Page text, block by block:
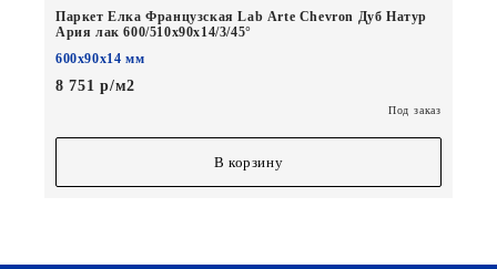
Паркет Елка Французская Lab Arte Chevron Дуб Натур
Ария лак 600/510х90х14/3/45°
600х90х14 мм
8 751 р/м2
Под заказ
В корзину